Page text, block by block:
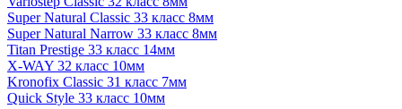
Super Natural Classic 33 класс 8мм
Super Natural Narrow 33 класс 8мм
Titan Prestige 33 класс 14мм
X-WAY 32 класс 10мм
Kronofix Classic 31 класс 7мм
Quick Style 33 класс 10мм